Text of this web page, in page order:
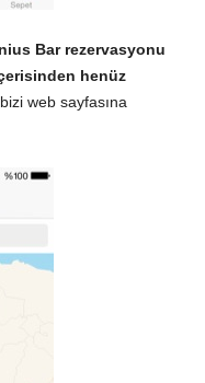
Bar rezervasyonu
henüz
web sayfasına